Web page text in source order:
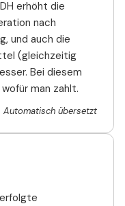
erhöht die
nach
und auch die
(gleichzeitig
Bei diesem
man zahlt.
Automatisch übersetzt